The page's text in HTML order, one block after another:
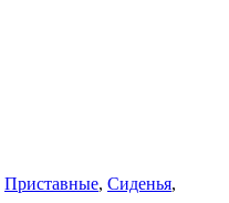
Приставные, Сиденья,